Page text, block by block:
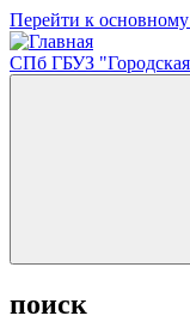
Перейти к
СПб ГБУЗ
поиск